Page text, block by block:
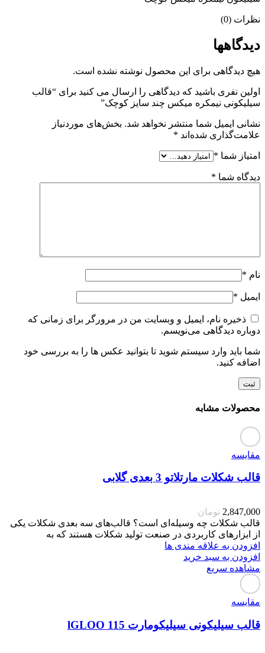
نظرات (0)
دیدگاهها
هیچ دیدگاهی برای این محصول نوشته نشده است.
اولین نفری باشید که دیدگاهی را ارسال می کنید برای “قالب
سیلیکونی نیمکره میکس چند سایز کوچک”
نشانی ایمیل شما منتشر نخواهد شد. بخش‌های موردنیاز
علامت‌گذاری شده‌اند *
امتیاز شما *
دیدگاه شما *
نام *
ایمیل *
ذخیره نام، ایمیل و وبسایت من در مرورگر برای زمانی که
دوباره دیدگاهی می‌نویسم.
شما باید وارد سیستم شوید تا بتوانید عکس ها را به بررسی خود
اضافه کنید.
محصولات مشابه
مقایسه
قالب شکلات مارتلاتو 3 بعدی گلابی
2,847,000 تومان
قالب شکلات چه وسیله‌ای است؟ قالب‌های سه بعدی شکلات یکی
از ابزارهای کاربردی در صنعت تولید شکلات هستند که به
افزودن به علاقه مندی ها
افزودن به سبد خرید
مشاهده سریع
مقایسه
قالب سیلیکونی سیلیکومارت lGLOO 115